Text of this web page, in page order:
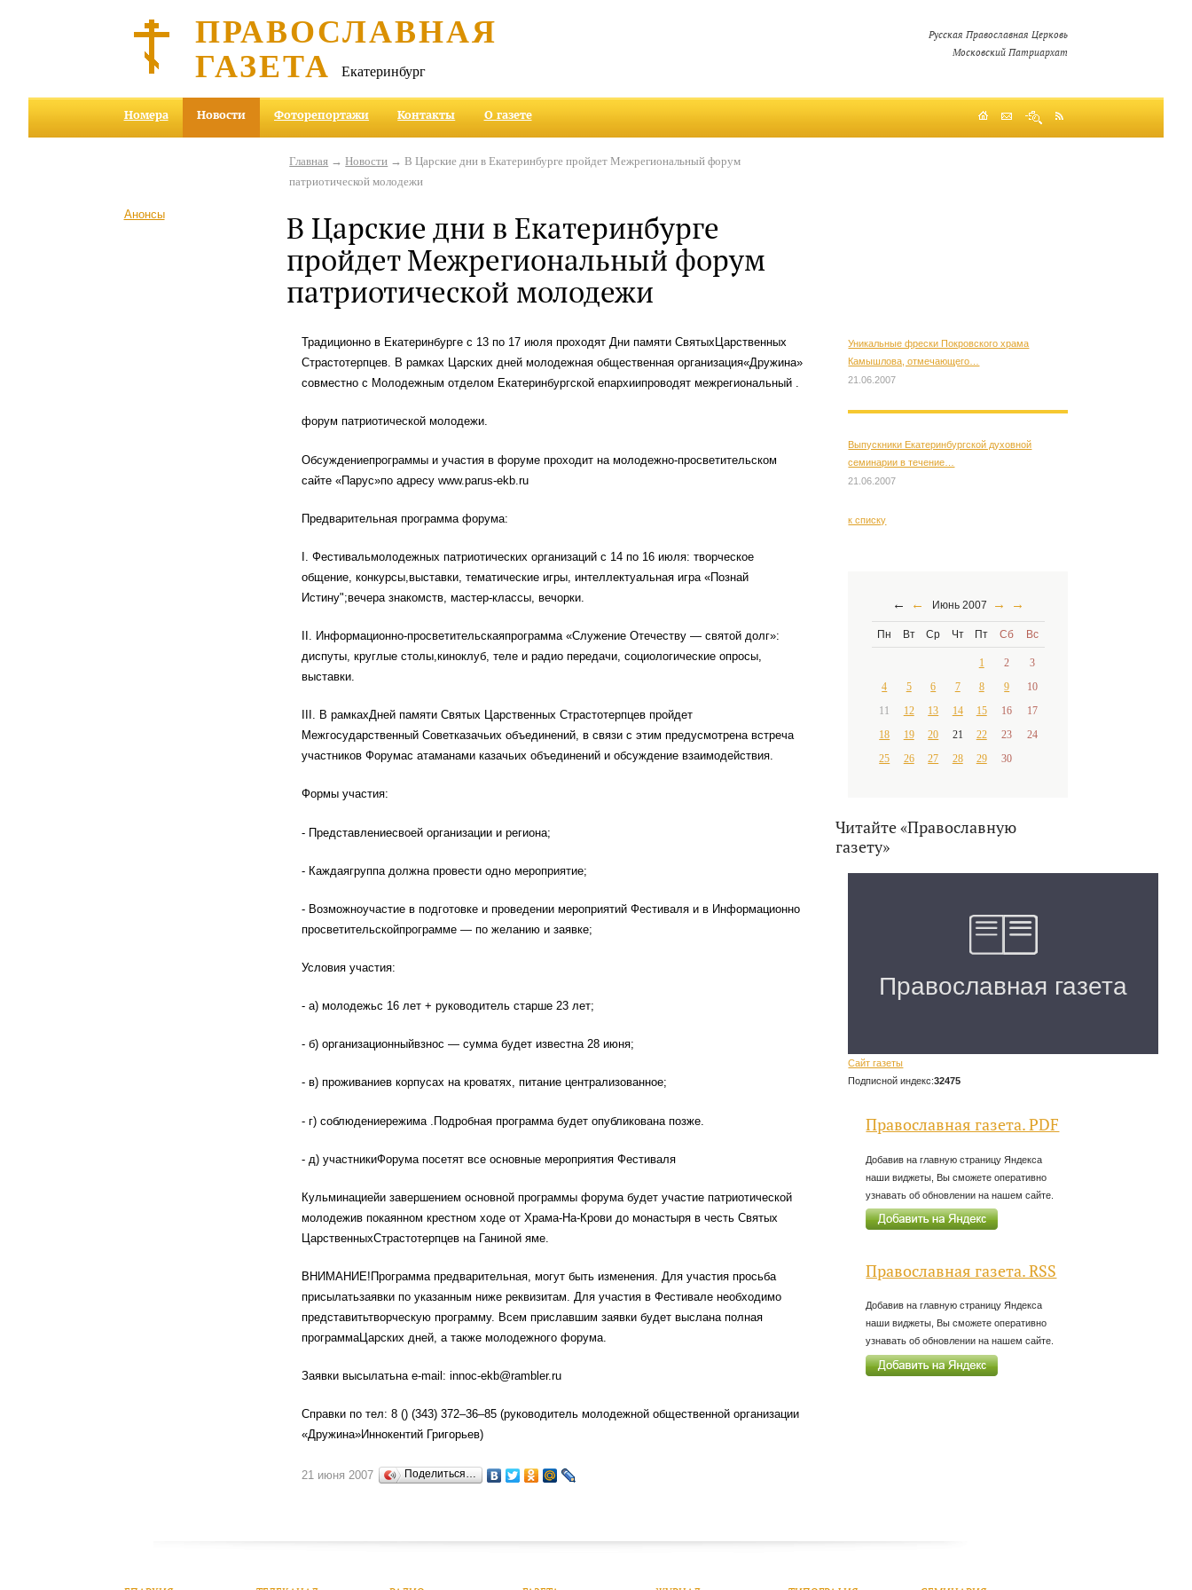
ПРАВОСЛАВНАЯ
ГАЗЕТА Екатеринбург
Русская Православная Церковь
Московский Патриархат
Номера Новости Фоторепортажи Контакты О газете
Анонсы
Главная →Новости → В Царские дни в Екатеринбурге пройдет Межрегиональный форум
патриотической молодежи
В Царские дни в Екатеринбурге
пройдет Межрегиональный форум
патриотической молодежи
Традиционно в Екатеринбурге с 13 по 17 июля проходят Дни памяти СвятыхЦарственных
Страстотерпцев. В рамках Царских дней молодежная общественная организация«Дружина»
совместно с Молодежным отделом Екатеринбургской епархиипроводят межрегиональный .
форум патриотической молодежи.
Обсуждениепрограммы и участия в форуме проходит на молодежно-просветительском
сайте «Парус»по адресу www.parus-ekb.ru
Предварительная программа форума:
I. Фестивальмолодежных патриотических организаций с 14 по 16 июля: творческое
общение, конкурсы,выставки, тематические игры, интеллектуальная игра «Познай
Истину";вечера знакомств, мастер-классы, вечорки.
II. Информационно-просветительскаяпрограмма «Служение Отечеству — святой долг»:
диспуты, круглые столы,киноклуб, теле и радио передачи, социологические опросы,
выставки.
III. В рамкахДней памяти Святых Царственных Страстотерпцев пройдет
Межгосударственный Советказачьих объединений, в связи с этим предусмотрена встреча
участников Форумас атаманами казачьих объединений и обсуждение взаимодействия.
Формы участия:
- Представлениесвоей организации и региона;
- Каждаягруппа должна провести одно мероприятие;
- Возможноучастие в подготовке и проведении мероприятий Фестиваля и в Информационно
просветительскойпрограмме — по желанию и заявке;
Условия участия:
- а) молодежьс 16 лет + руководитель старше 23 лет;
- б) организационныйвзнос — сумма будет известна 28 июня;
- в) проживаниев корпусах на кроватях, питание централизованное;
- г) соблюдениережима .Подробная программа будет опубликована позже.
- д) участникиФорума посетят все основные мероприятия Фестиваля
Кульминациейи завершением основной программы форума будет участие патриотической
молодежив покаянном крестном ходе от Храма-На-Крови до монастыря в честь Святых
ЦарственныхСтрастотерпцев на Ганиной яме.
ВНИМАНИЕ!Программа предварительная, могут быть изменения. Для участия просьба
присылатьзаявки по указанным ниже реквизитам. Для участия в Фестивале необходимо
представитьтворческую программу. Всем приславшим заявки будет выслана полная
программаЦарских дней, а также молодежного форума.
Заявки высылатьна e-mail: innoc-ekb@rambler.ru
Справки по тел: 8 () (343) 372–36–85 (руководитель молодежной общественной организации
«Дружина»Иннокентий Григорьев)
21 июня 2007 Поделиться…
Уникальные фрески Покровского храма
Камышлова, отмечающего…
21.06.2007
Выпускники Екатеринбургской духовной
семинарии в течение…
21.06.2007
к списку
← ← Июнь 2007 → →
Пн Вт Ср Чт Пт Сб Вс
1 2
3
4
5 6 7 8 9
10
11
12 13 14 15 16
17
18
19 20 21 22 23
24
25
26 27 28 29 30
Читайте «Православную
газету»
Сайт газеты
Подписной индекс:32475
Православная газета. PDF
Добавив на главную страницу Яндекса
наши виджеты, Вы сможете оперативно
узнавать об обновлении на нашем сайте.
Православная газета. RSS
Добавив на главную страницу Яндекса
наши виджеты, Вы сможете оперативно
узнавать об обновлении на нашем сайте.